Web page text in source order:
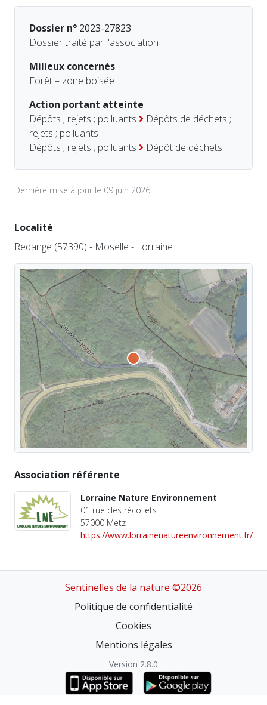
Dossier n° 2023-27823
Dossier traité par l'association
Milieux concernés
Forêt – zone boisée
Action portant atteinte
Dépôts ; rejets ; polluants
Dépôts de déchets ;
rejets ; polluants
Dépôts ; rejets ; polluants
Dépôt de déchets
Dernière mise à jour le 09 juin 2026
Localité
Redange (57390) - Moselle - Lorraine
Association référente
Lorraine Nature Environnement
01 rue des récollets
57000 Metz
https://www.lorrainenatureenvironnement.fr/
Sentinelles de la nature ©2026
Politique de confidentialité
Cookies
Mentions légales
Version 2.8.0